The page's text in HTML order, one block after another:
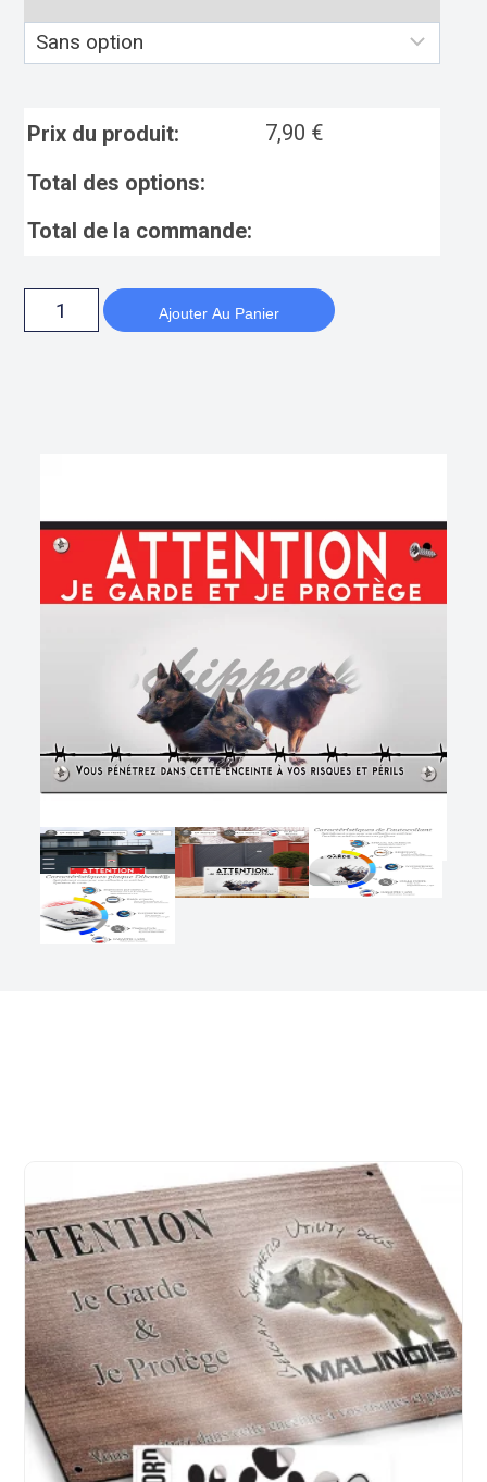
Prix du produit: 7,90 €
Total des options:
Total de la commande:
Ajouter Au Panier